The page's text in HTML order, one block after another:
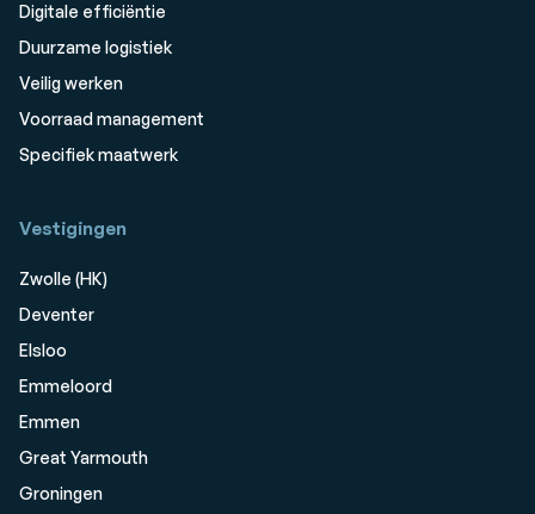
Digitale efficiëntie
Duurzame logistiek
Veilig werken
Voorraad management
Specifiek maatwerk
Vestigingen
Zwolle (HK)
Deventer
Elsloo
Emmeloord
Emmen
Great Yarmouth
Groningen